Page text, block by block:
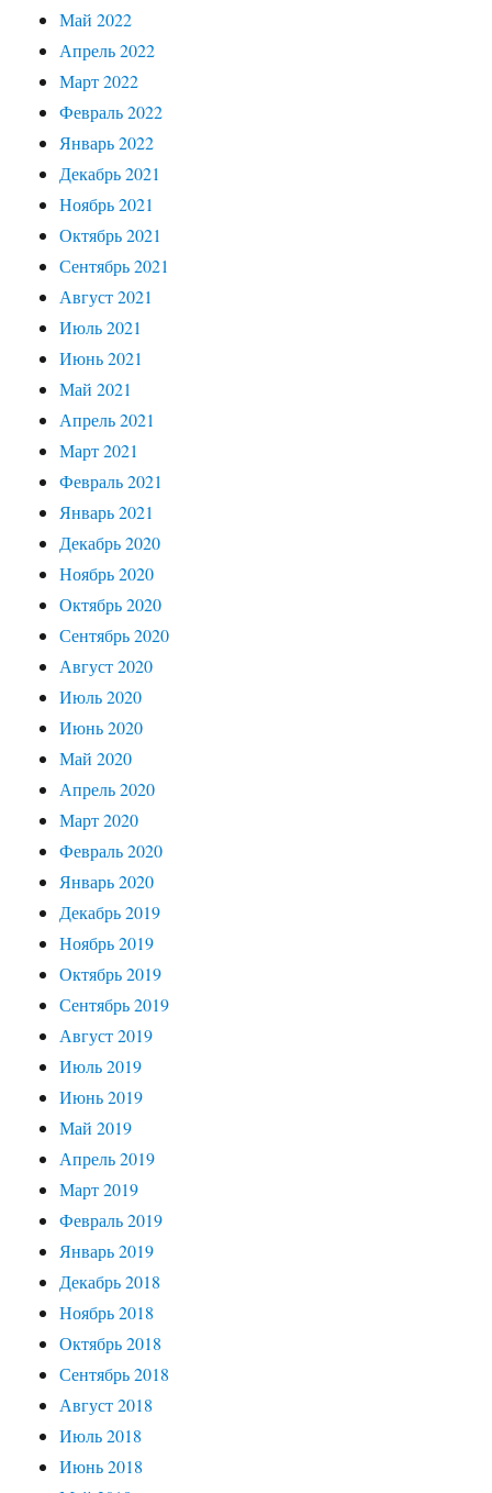
Май 2022
Апрель 2022
Март 2022
Февраль 2022
Январь 2022
Декабрь 2021
Ноябрь 2021
Октябрь 2021
Сентябрь 2021
Август 2021
Июль 2021
Июнь 2021
Май 2021
Апрель 2021
Март 2021
Февраль 2021
Январь 2021
Декабрь 2020
Ноябрь 2020
Октябрь 2020
Сентябрь 2020
Август 2020
Июль 2020
Июнь 2020
Май 2020
Апрель 2020
Март 2020
Февраль 2020
Январь 2020
Декабрь 2019
Ноябрь 2019
Октябрь 2019
Сентябрь 2019
Август 2019
Июль 2019
Июнь 2019
Май 2019
Апрель 2019
Март 2019
Февраль 2019
Январь 2019
Декабрь 2018
Ноябрь 2018
Октябрь 2018
Сентябрь 2018
Август 2018
Июль 2018
Июнь 2018